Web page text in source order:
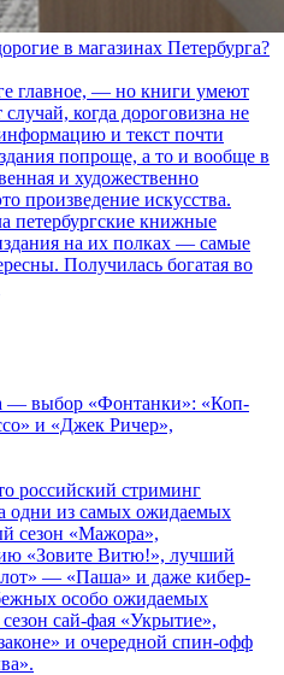
в магазинах Петербурга?
главное, — но книги умеют
когда дороговизна не
и текст почти
попроще, а то и вообще в
и художественно
произведение искусства.
петербургские книжные
на их полках — самые
Получилась богатая во
— выбор «Фонтанки»: «Коп-
и «Джек Ричер»,
российский стриминг
одни из самых ожидаемых
сезон «Мажора»,
«Зовите Витю!», лучший
— «Паша» и даже кибер-
особо ожидаемых
сай-фая «Укрытие»,
и очередной спин-офф